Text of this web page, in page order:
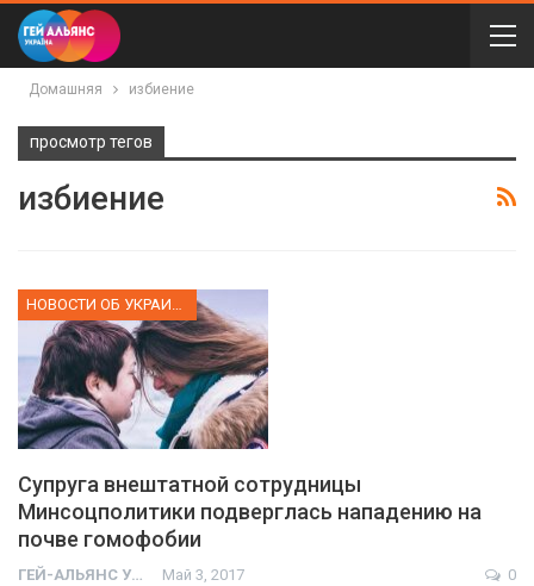
Домашняя избиение
просмотр тегов
избиение
Супруга внештатной сотрудницы
Минсоцполитики подверглась нападению на
почве гомофобии
ГЕЙ-АЛЬЯНС УКРАИНА Май 3, 2017
0